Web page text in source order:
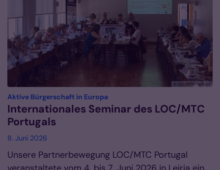
© LOC/MTC Portugal
Aktive Bürgerschaft in Europa:
Internationales Seminar des LOC/MTC
Portugals
8. Juni 2026
Unsere Partnerbewegung LOC/MTC Portugal